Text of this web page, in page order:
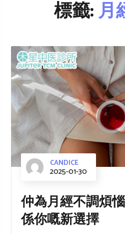
標籤:月
CANDICE
2025-01-30
仲為月經不調煩
係你嘅新選擇